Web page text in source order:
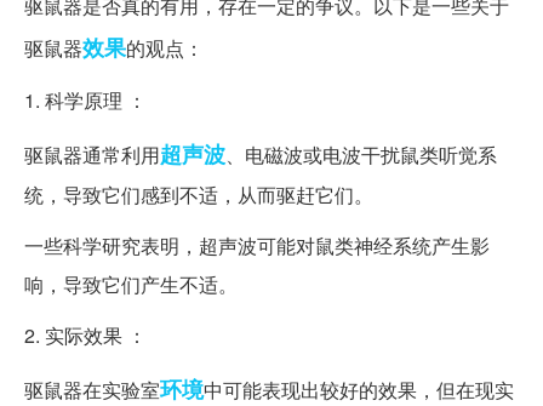
驱鼠器效果的观点：
1. 科学原理 ：
驱鼠器通常利用超声波、电磁波或电波干扰鼠类听觉系
统，导致它们感到不适，从而驱赶它们。
一些科学研究表明，超声波可能对鼠类神经系统产生影
响，导致它们产生不适。
2. 实际效果 ：
驱鼠器在实验室环境中可能表现出较好的效果，但在现实